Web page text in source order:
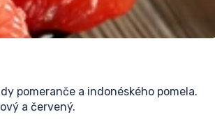
pomeranče a indonéského pomela.
a červený.